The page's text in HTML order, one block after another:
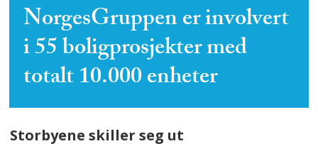
NorgesGruppen er involvert
i 55 boligprosjekter med
totalt 10.000 enheter
Storbyene skiller seg ut